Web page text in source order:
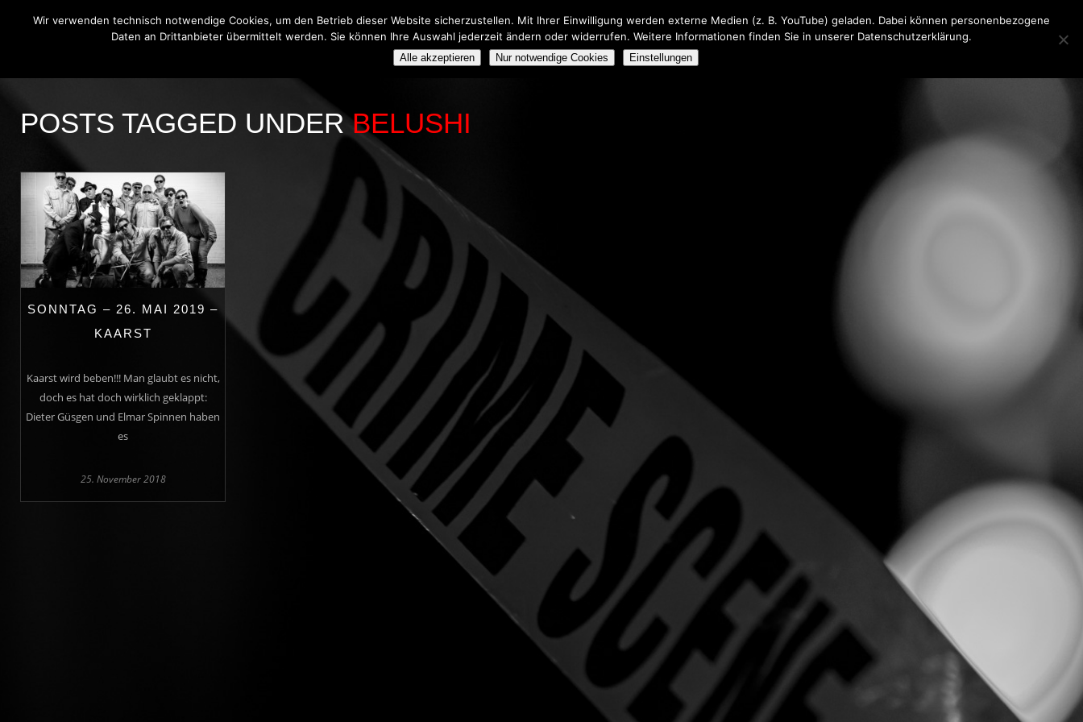
THE BLUE ONIONS BLUES BROTHERS TRIBUTE SHOW IMPRESSUM
POSTS TAGGED UNDERBELUSHI
SONNTAG – 26. MAI 2019 –
KAARST
Kaarst wird beben!!! Man glaubt es nicht,
doch es hat doch wirklich geklappt:
Dieter Güsgen und Elmar Spinnen haben
es
25. November 2018
Wir verwenden technisch notwendige Cookies, um den Betrieb dieser Website sicherzustellen. Mit Ihrer Einwilligung werden externe Medien (z. B. YouTube) geladen. Dabei können personenbezogene
Daten an Drittanbieter übermittelt werden. Sie können Ihre Auswahl jederzeit ändern oder widerrufen. Weitere Informationen finden Sie in unserer Datenschutzerklärung.
Alle akzeptieren Nur notwendige Cookies Einstellungen